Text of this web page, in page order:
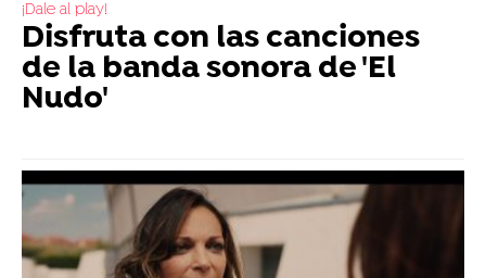
¡Dale al play!
Disfruta con las canciones
de la banda sonora de 'El
Nudo'